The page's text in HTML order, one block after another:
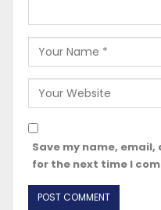
Save my name,
for the next time I